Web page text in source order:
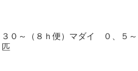
０～（８ｈ便）マダイ ０、５